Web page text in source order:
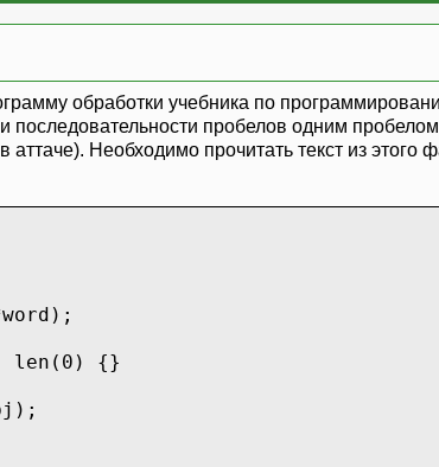
обработки учебника по
последовательности пробелов одним
Необходимо прочитать текст из этого
len(0) {}